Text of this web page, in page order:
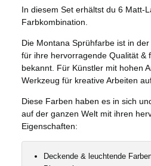
In diesem Set erhältst du 6 Matt-
Farbkombination.
Die Montana Sprühfarbe ist in
für ihre hervorragende Qualität &
bekannt. Für Künstler mit hohen
Werkzeug für kreative Arbeiten
Diese Farben haben es in sich
auf der ganzen Welt mit ihren
Eigenschaften:
Deckende & leuchtende